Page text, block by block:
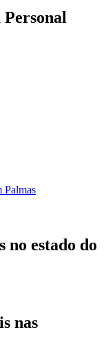
Palmas
no estado do
nas